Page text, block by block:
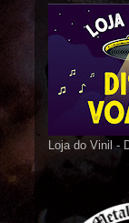
Loja do Vinil -